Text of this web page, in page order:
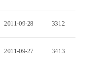
2011-09-28 3312
2011-09-27 3413